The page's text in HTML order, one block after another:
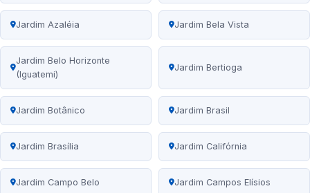
Jardim Azaléia Jardim Bela Vista
Jardim Belo Horizonte
(Iguatemi)
Jardim Bertioga
Jardim Botânico Jardim Brasil
Jardim Brasília Jardim Califórnia
Jardim Campo Belo Jardim Campos Elísios